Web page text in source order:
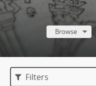
Browse
Filters